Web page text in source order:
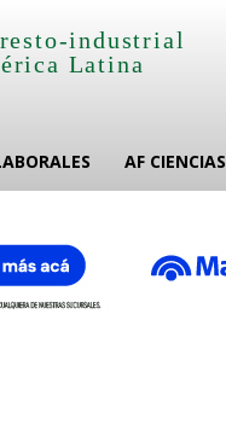
industrial
Latina
AF CIENCIAS